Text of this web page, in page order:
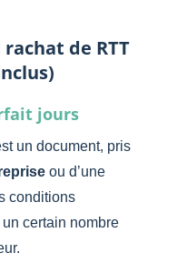
de RTT
jours
un document, pris
ou d’une
conditions
certain nombre